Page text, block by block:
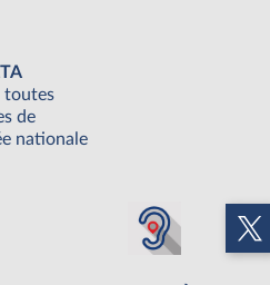
toutes
de
nationale